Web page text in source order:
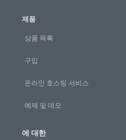
제품
상품 목록
구입
온라인 호스팅 서비스
예제 및 데모
에 대한